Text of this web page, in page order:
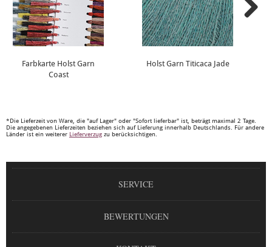
Farbkarte Holst Garn
Coast
Holst Garn Titicaca Jade
*Die Lieferzeit von Ware, die "auf Lager" oder "Sofort lieferbar" ist, beträgt maximal 2 Tage.
Die angegebenen Lieferzeiten beziehen sich auf Lieferung innerhalb Deutschlands. Für andere
Länder ist ein weiterer Lieferverzug zu berücksichtigen.
SERVICE
BEWERTUNGEN